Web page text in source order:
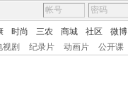
时尚 三农 商城 社区 微博
视剧 纪录片 动画片 公开课